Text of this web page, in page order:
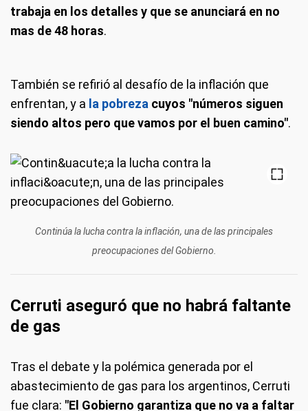
trabaja en los detalles y que se anunciará en no
mas de 48 horas.
También se refirió al desafío de la inflación que
enfrentan, y a la pobreza cuyos "números siguen
siendo altos pero que vamos por el buen camino".
Continúa la lucha contra la inflación, una de las principales
preocupaciones del Gobierno.
Cerruti aseguró que no habrá faltante
de gas
Tras el debate y la polémica generada por el
abastecimiento de gas para los argentinos, Cerruti
fue clara: "El Gobierno garantiza que no va a faltar